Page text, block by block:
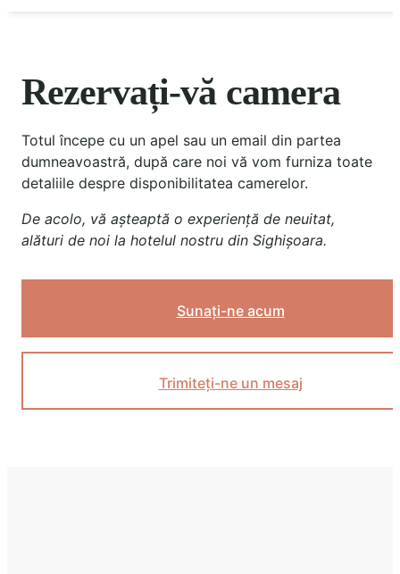
Rezervați-vă camera
Totul începe cu un apel sau un email din partea
dumneavoastră, după care noi vă vom furniza toate
detaliile despre disponibilitatea camerelor.
De acolo, vă așteaptă o experiență de neuitat,
alături de noi la hotelul nostru din Sighișoara.
Sunați-ne acum
Trimiteți-ne un mesaj